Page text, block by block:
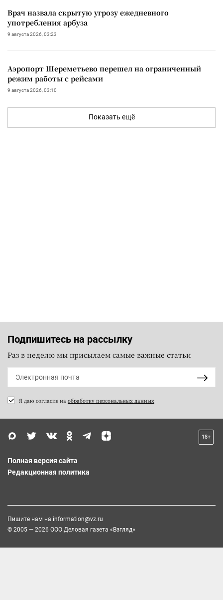
Врач назвала скрытую угрозу ежедневного
употребления арбуза
9 августа 2026, 03:23
Аэропорт Шереметьево перешел на ограниченный
режим работы с рейсами
9 августа 2026, 03:10
Показать ещё
Подпишитесь на рассылку
Раз в неделю мы присылаем самые важные статьи
Я даю согласие на обработку персональных данных
18+
Полная версия сайта
Редакционная политика
Пишите нам на information@vz.ru
© 2005 — 2026 ООО Деловая газета «Взгляд»